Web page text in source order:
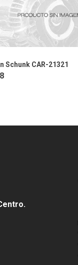
Schunk CAR-21321